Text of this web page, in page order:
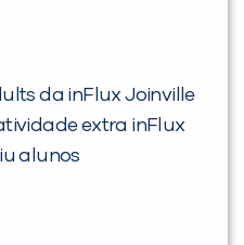
da inFlux Joinville
extra inFlux
alunos